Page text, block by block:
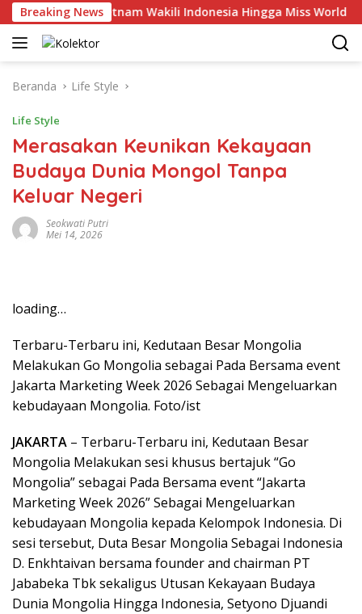
Langsung
ke
konten
Breaking News
Hingga Vietnam Wakili Indonesia Hingga Miss World 2026
Beranda Life Style
Life Style
Merasakan Keunikan Kekayaan
Budaya Dunia Mongol Tanpa
Keluar Negeri
Seokwati Putri
Mei 14, 2026
loading…
Terbaru-Terbaru ini, Kedutaan Besar Mongolia
Melakukan Go Mongolia sebagai Pada Bersama event
Jakarta Marketing Week 2026 Sebagai Mengeluarkan
kebudayaan Mongolia. Foto/ist
JAKARTA – Terbaru-Terbaru ini, Kedutaan Besar
Mongolia Melakukan sesi khusus bertajuk “Go
Mongolia” sebagai Pada Bersama event “Jakarta
Marketing Week 2026” Sebagai Mengeluarkan
kebudayaan Mongolia kepada Kelompok Indonesia. Di
sesi tersebut, Duta Besar Mongolia Sebagai Indonesia
D. Enkhtaivan bersama founder and chairman PT
Jababeka Tbk sekaligus Utusan Kekayaan Budaya
Dunia Mongolia Hingga Indonesia, Setyono Djuandi